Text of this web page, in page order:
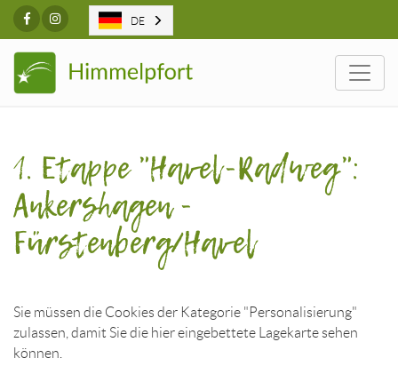
FacebookInstagram
1. Etappe "Havel-Radweg":
Ankershagen -
Fürstenberg/Havel
Sie müssen die Cookies der Kategorie "Personalisierung"
zulassen, damit Sie die hier eingebettete Lagekarte sehen
können.
DE